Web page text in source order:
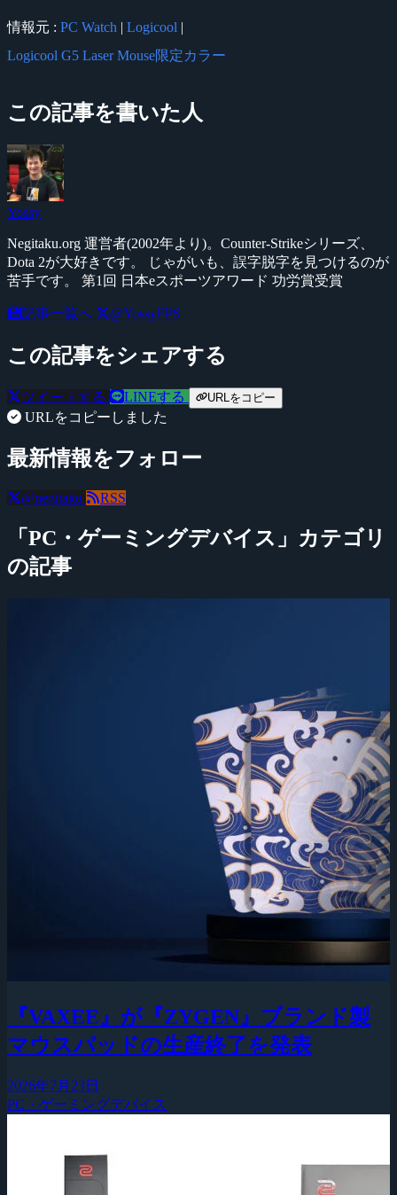
情報元 : PC Watch | Logicool |
Logicool G5 Laser Mouse限定カラー
この記事を書いた人
Yossy
Negitaku.org 運営者(2002年より)。Counter-Strikeシリーズ、
Dota 2が大好きです。 じゃがいも、誤字脱字を見つけるのが
苦手です。 第1回 日本eスポーツアワード 功労賞受賞
記事一覧へ @YossyFPS
この記事をシェアする
ツイートする LINEする URLをコピー
URLをコピーしました
最新情報をフォロー
@negitaku RSS
「PC・ゲーミングデバイス」カテゴリ
の記事
『VAXEE』が『ZYGEN』ブランド製
マウスパッドの生産終了を発表
2026年7月23日
PC・ゲーミングデバイス